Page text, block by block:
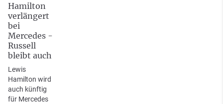
Hamilton
verlängert
bei
Mercedes -
Russell
bleibt auch
Lewis
Hamilton wird
auch künftig
für Mercedes